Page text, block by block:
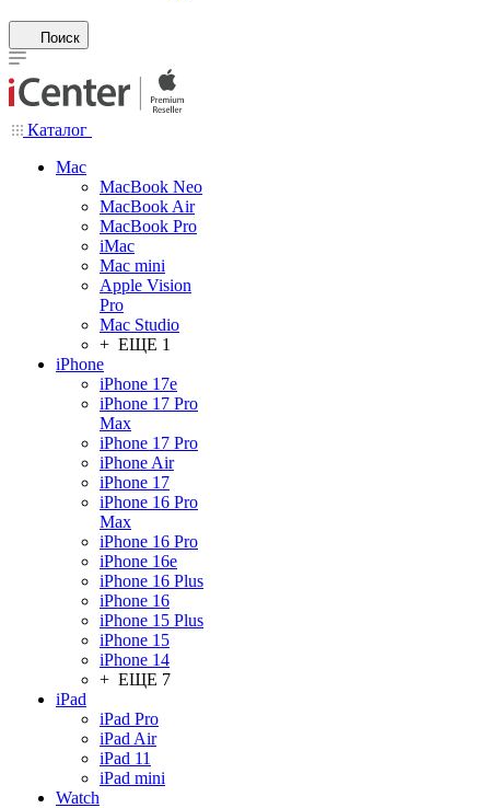
Поиск
Каталог
Mac
MacBook Neo
MacBook Air
MacBook Pro
iMac
Mac mini
Apple Vision
Pro
Mac Studio
+ ЕЩЕ 1
iPhone
iPhone 17e
iPhone 17 Pro
Max
iPhone 17 Pro
iPhone Air
iPhone 17
iPhone 16 Pro
Max
iPhone 16 Pro
iPhone 16e
iPhone 16 Plus
iPhone 16
iPhone 15 Plus
iPhone 15
iPhone 14
+ ЕЩЕ 7
iPad
iPad Pro
iPad Air
iPad 11
iPad mini
Watch